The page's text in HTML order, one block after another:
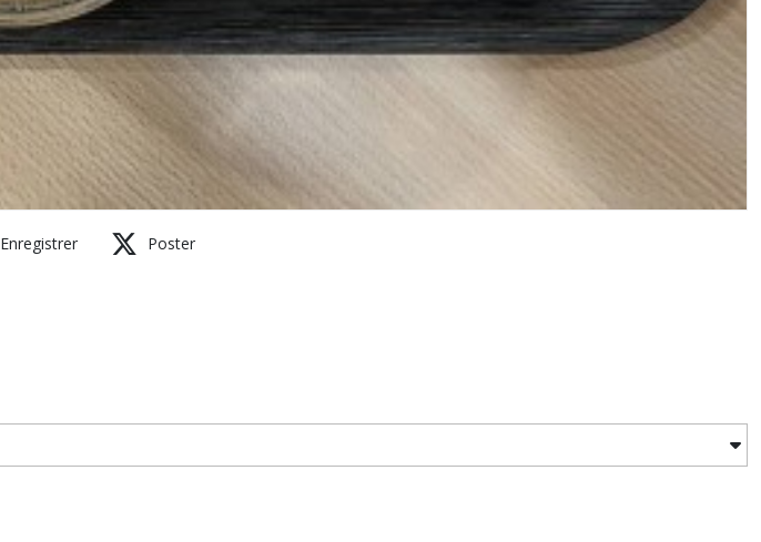
Enregistrer Poster